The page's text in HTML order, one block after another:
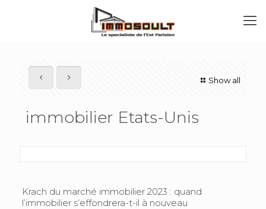
Show all
immobilier Etats-Unis
Krach du marché immobilier 2023 : quand
l’immobilier s’effondrera-t-il à nouveau